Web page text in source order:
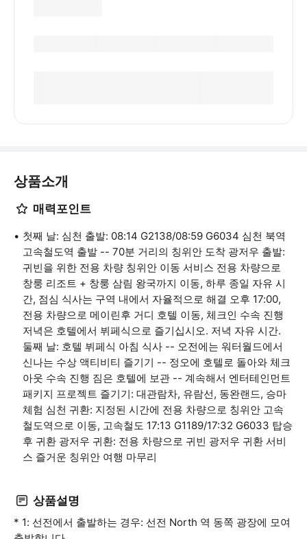
상품소개
매력포인트
첫째 날: 심천 출발: 08:14 G2138/08:59 G6034 심천 북역
고속철도역 출발 -- 70분 거리의 칭위안 도착 광저우 출발:
귀빈을 위한 전용 차량 칭위안 이동 서비스 전용 차량으로
창룽 리조트 + 창룽 삼림 왕국까지 이동, 하루 종일 자유 시
간, 점심 식사는 구역 내에서 자율적으로 해결 오후 17:00,
전용 차량으로 메이린후 거디 호텔 이동, 체크인 수속 진행
저녁은 호텔에서 뷔페식으로 즐기십시오. 저녁 자유 시간.
둘째 날: 호텔 뷔페식 아침 식사 -- 오전에는 워터월드에서
신나는 수상 액티비티 즐기기 -- 정오에 호텔로 돌아와 체크
아웃 수속 진행 짐은 호텔에 보관 -- 계속해서 엔터테인먼트
패키지 프로젝트 즐기기: 대관람차, 유람선, 동완랜드, 승마
체험 심천 귀환: 지정된 시간에 전용 차량으로 칭위안 고속
철도역으로 이동, 고속철도 17:13 G1189/17:32 G6033 탑승
후 귀환 광저우 귀환: 전용 차량으로 귀빈 광저우 귀환 서비
스 즐거운 칭위안 여행 마무리
상품설명
* 1: 선전에서 출발하는 경우: 선전 North 역 동쪽 광장에 모여